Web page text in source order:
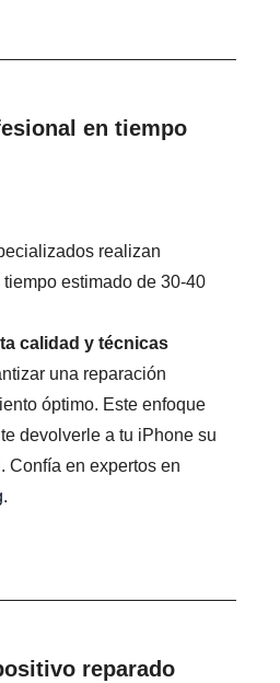
en tiempo
realizan
estimado de 30-40
calidad y técnicas
una reparación
óptimo. Este enfoque
devolverle a tu iPhone su
Confía en expertos en
.
reparado